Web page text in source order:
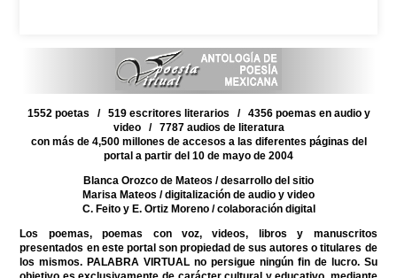
1552 poetas / 519 escritores literarios / 4356 poemas en audio y
video / 7787 audios de literatura
con más de 4,500 millones de accesos a las diferentes páginas del
portal a partir del 10 de mayo de 2004
Blanca Orozco de Mateos / desarrollo del sitio
Marisa Mateos / digitalización de audio y video
C. Feito y E. Ortiz Moreno/ colaboración digital
Los poemas, poemas con voz, videos, libros y manuscritos
presentados en este portal son propiedad de sus autores o titulares de
los mismos. PALABRA VIRTUAL no persigue ningún fin de lucro. Su